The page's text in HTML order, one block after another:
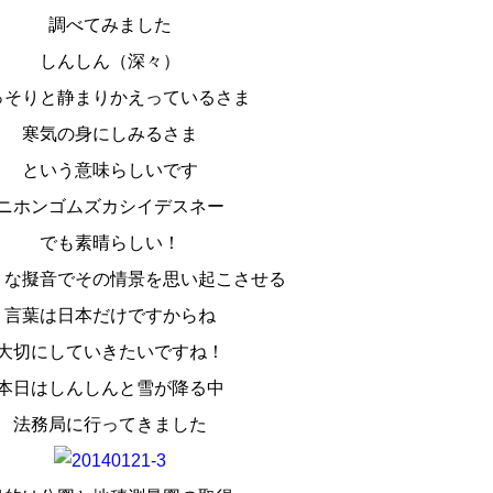
調べてみました
しんしん（深々）
そりと静まりかえっているさま
寒気の身にしみるさま
という意味らしいです
ホンゴムズカシイデスネー
でも素晴らしい！
な擬音でその情景を思い起こさせる
言葉は日本だけですからね
切にしていきたいですね！
日はしんしんと雪が降る中
法務局に行ってきました